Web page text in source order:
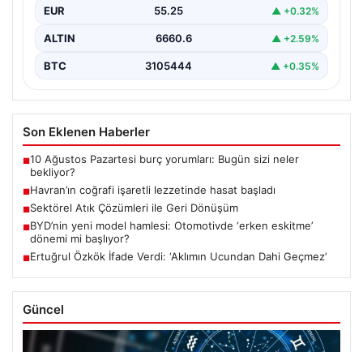
EUR 55.25 ▲ +0.32%
ALTIN 6660.6 ▲ +2.59%
BTC 3105444 ▲ +0.35%
Son Eklenen Haberler
■10 Ağustos Pazartesi burç yorumları: Bugün sizi neler
bekliyor?
■Havran’ın coğrafi işaretli lezzetinde hasat başladı
■Sektörel Atık Çözümleri ile Geri Dönüşüm
■BYD’nin yeni model hamlesi: Otomotivde ‘erken eskitme’
dönemi mi başlıyor?
■Ertuğrul Özkök İfade Verdi: ‘Aklımın Ucundan Dahi Geçmez’
Güncel